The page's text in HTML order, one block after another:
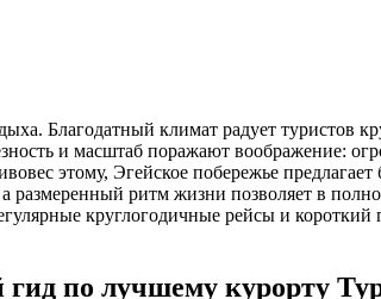
Благодатный климат радует
и масштаб поражают воображение:
этому, Эгейское побережье
ритм жизни позволяет в
круглогодичные рейсы и
по лучшему курорту